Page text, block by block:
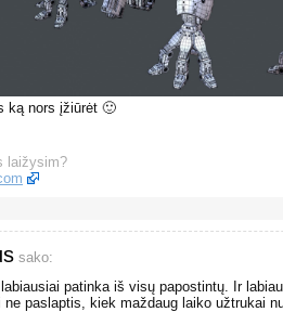
ką nors įžiūrėt 🙂
laižysim?
sako:
patinka iš visų papostintų. Ir
ne paslaptis, kiek maždaug laiko užtrukai